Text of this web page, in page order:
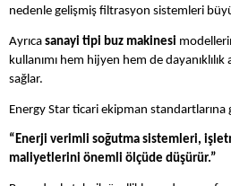
nedenle gelişmiş filtrasyon sistemleri
Ayrıca sanayi tipi buz makinesi
kullanımı hem hijyen hem de
sağlar.
Energy Star ticari ekipman standartlarına
“Enerji verimli soğutma sistemleri,
maliyetlerini önemli ölçüde düşürür.”